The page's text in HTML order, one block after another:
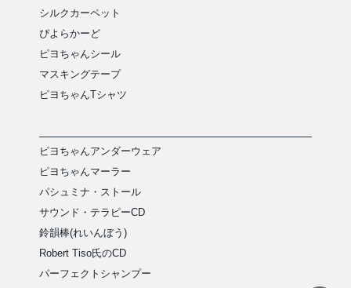
シルクカーペット
ぴよらかーど
ピヨちゃんシール
マスキングテープ
ピヨちゃんTシャツ
ピヨちゃんアンダーウェア
ピヨちゃんマーラー
パシュミナ・ストール
サウンド・テラピーCD
鈴韻棒(れいんぼう)
Robert Tiso氏のCD
パーフェクトシャンプー